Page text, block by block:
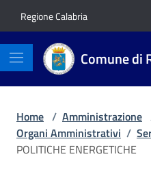
Regione Calabria
Comune di
Home / Amministrazione
Organi Amministrativi /
POLITICHE ENERGETICHE